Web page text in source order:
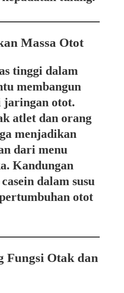
Massa Otot
tinggi dalam
membangun
jaringan otot.
atlet dan orang
menjadikan
dari menu
Kandungan
dalam susu
otot
Fungsi Otak dan